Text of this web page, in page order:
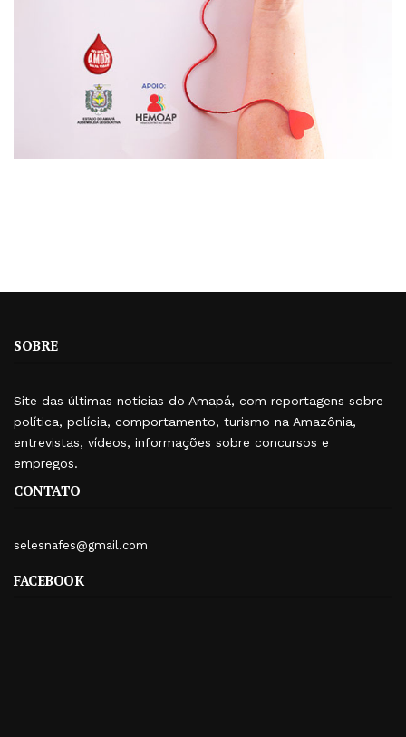
SOBRE
Site das últimas notícias do Amapá, com reportagens sobre
política, polícia, comportamento, turismo na Amazônia,
entrevistas, vídeos, informações sobre concursos e
empregos.
CONTATO
selesnafes@gmail.com
FACEBOOK